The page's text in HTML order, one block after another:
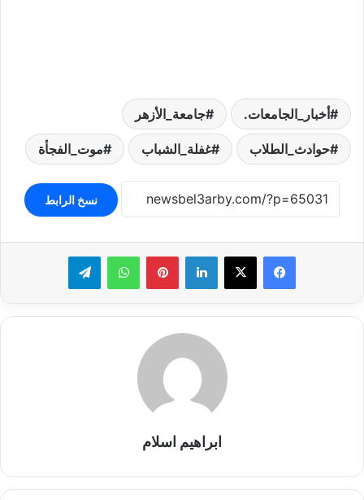
أخبار_الجامعات. جامعة_الأزهر
حوادث_الطلاب غفلة_الشباب موت_الفجأة
نسخ الرابط
لينكدإن بينتيريستواتساب تيلقرام
ابراهيم اسلام